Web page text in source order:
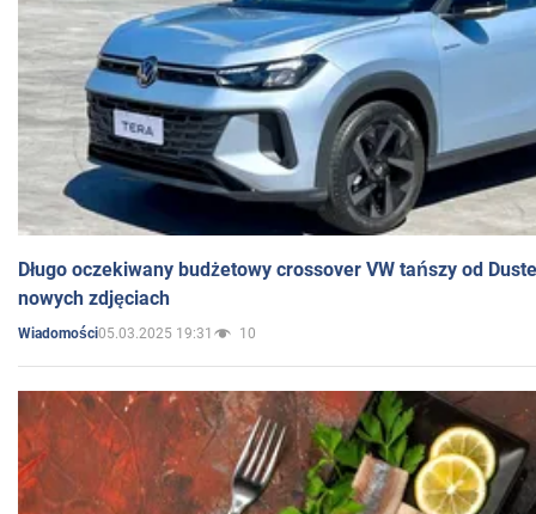
Długo oczekiwany budżetowy crossover VW tańszy od
nowych zdjęciach
Wiadomości05.03.2025 19:31 10